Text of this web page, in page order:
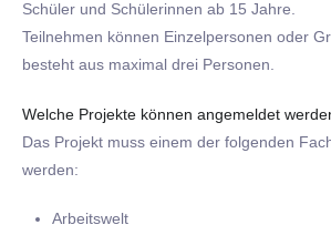
Schüler und Schülerinnen ab 15 Jahre.
Teilnehmen können Einzelpersonen oder
besteht aus maximal drei Personen.
Welche Projekte können angemeldet
Das Projekt muss einem der folgenden
werden:
Arbeitswelt